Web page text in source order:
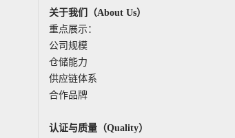
关于我们（About Us）
重点展示：
公司规模
仓储能力
供应链体系
合作品牌
认证与质量（Quality）